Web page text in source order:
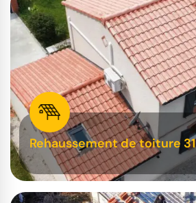
Rehaussement de toiture 31